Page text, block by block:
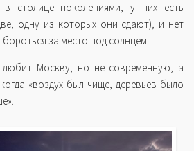
столице поколениями, у них есть
одну из которых они сдают), и нет
за место под солнцем.
любит Москву, но не современную, а
«воздух был чище, деревьев было